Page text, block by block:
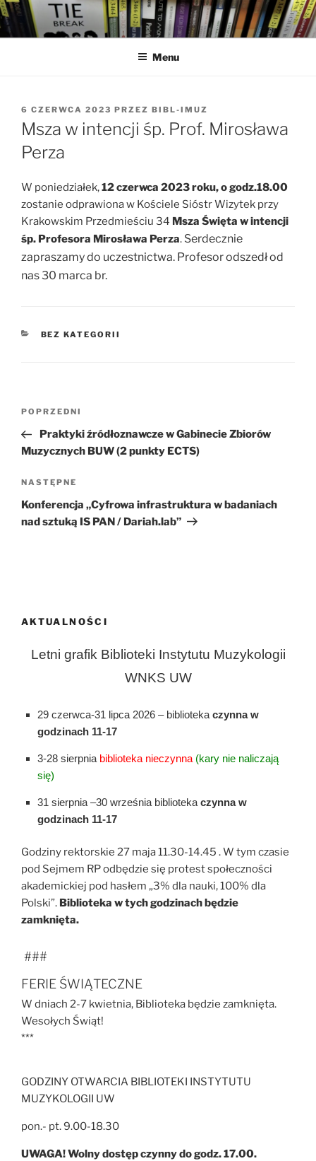
Przejdź
do
treści
Menu
OPUBLIKOWANE
W
6 CZERWCA 2023 PRZEZ BIBL-IMUZ
Msza w intencji śp. Prof. Mirosława
Perza
W poniedziałek,12 czerwca 2023 roku, o godz.18.00
zostanie odprawiona w Kościele Sióstr Wizytek przy
Krakowskim Przedmieściu 34 Msza Święta w intencji
śp. Profesora Mirosława Perza. Serdecznie
zapraszamy do uczestnictwa. Profesor odszedł od
nas 30 marca br.
KATEGORIE
BEZ KATEGORII
Nawigacja
Poprzedni
wpis
POPRZEDNI
Praktyki źródłoznawcze w Gabinecie Zbiorów
Muzycznych BUW (2 punkty ECTS)
Następny
wpis
NASTĘPNE
Konferencja „Cyfrowa infrastruktura w badaniach
nad sztuką IS PAN / Dariah.lab”
AKTUALNOŚCI
Letni grafik Biblioteki Instytutu Muzykologii
WNKS UW
29 czerwca-31 lipca 2026 – biblioteka czynna w
godzinach 11-17
3-28 sierpnia biblioteka nieczynna (kary nie naliczają
się)
31 sierpnia –30 września biblioteka czynna w
godzinach 11-17
Godziny rektorskie 27 maja 11.30-14.45 . W tym czasie
pod Sejmem RP odbędzie się protest społeczności
akademickiej pod hasłem „3% dla nauki, 100% dla
Polski”. Biblioteka w tych godzinach będzie
zamknięta.
###
FERIE ŚWIĄTECZNE
W dniach 2-7 kwietnia, Biblioteka będzie zamknięta.
Wesołych Świąt!
***
GODZINY OTWARCIA BIBLIOTEKI INSTYTUTU
MUZYKOLOGII UW
pon.- pt. 9.00-18.30
UWAGA! Wolny dostęp czynny do godz. 17.00.